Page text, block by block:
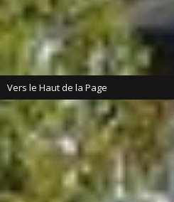
Vers le Haut de la Page